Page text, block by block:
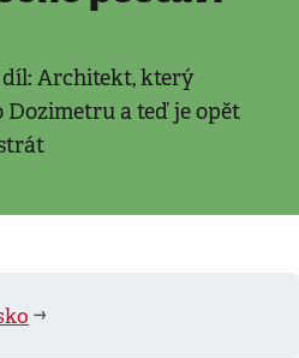
díl: Architekt, který
a teď je opět
➡️